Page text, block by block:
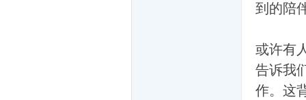
到的陪
或许有
告诉我
作。这